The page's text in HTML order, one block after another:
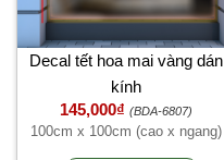
Decal tết hoa mai vàng dán
kính
145,000₫ (BDA-6807)
100cm x 100cm (cao x ngang)